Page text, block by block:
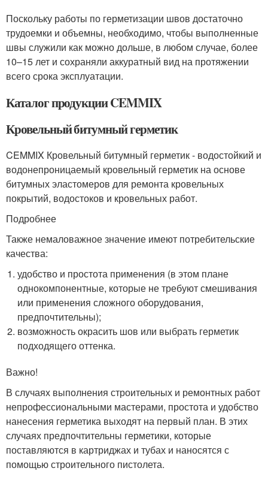
Поскольку работы по герметизации швов достаточно
трудоемки и объемны, необходимо, чтобы выполненные
швы служили как можно дольше, в любом случае, более
10–15 лет и сохраняли аккуратный вид на протяжении
всего срока эксплуатации.
Каталог продукции CEMMIX
Кровельный битумный герметик
CEMMIX Кровельный битумный герметик - водостойкий и
водонепроницаемый кровельный герметик на основе
битумных эластомеров для ремонта кровельных
покрытий, водостоков и кровельных работ.
Подробнее
Также немаловажное значение имеют потребительские
качества:
удобство и простота применения (в этом плане
однокомпонентные, которые не требуют смешивания
или применения сложного оборудования,
предпочтительны);
возможность окрасить шов или выбрать герметик
подходящего оттенка.
Важно!
В случаях выполнения строительных и ремонтных работ
непрофессиональными мастерами, простота и удобство
нанесения герметика выходят на первый план. В этих
случаях предпочтительны герметики, которые
поставляются в картриджах и тубах и наносятся с
помощью строительного пистолета.